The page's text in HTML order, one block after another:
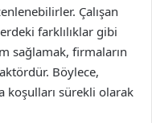
Çalışan
farklılıklar gibi
sağlamak, firmaların
Böylece,
koşulları sürekli olarak